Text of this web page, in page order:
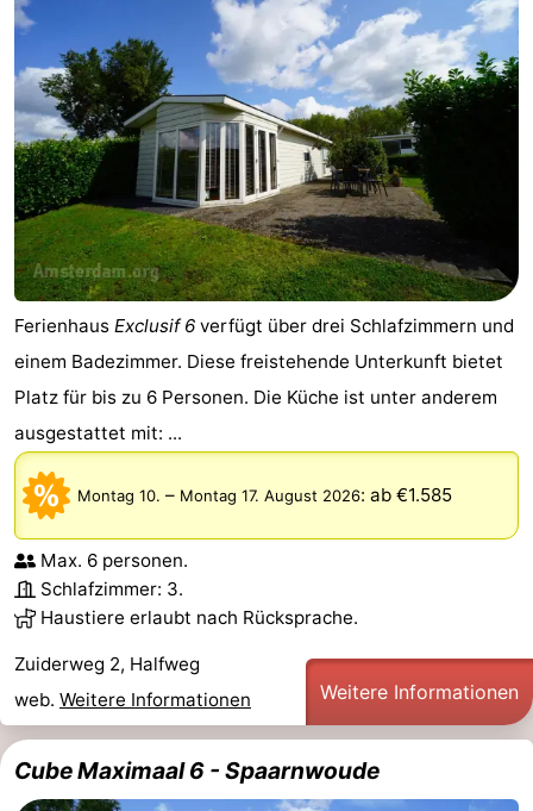
Ferienhaus Exclusif 6 verfügt über drei Schlafzimmern und
einem Badezimmer. Diese freistehende Unterkunft bietet
Platz für bis zu 6 Personen. Die Küche ist unter anderem
ausgestattet mit: ...
Montag 10. – Montag 17. August 2026: ab €1.585
Max. 6 personen.
Schlafzimmer: 3.
Haustiere erlaubt nach Rücksprache.
Zuiderweg 2, Halfweg
web. Weitere Informationen Weitere Informationen
Cube Maximaal 6 - Spaarnwoude